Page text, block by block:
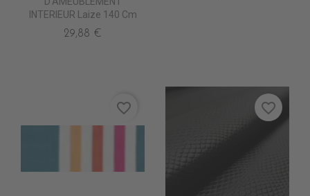
INTERIEUR Laize 140 Cm
29,88 €
favorite_border favorite_border